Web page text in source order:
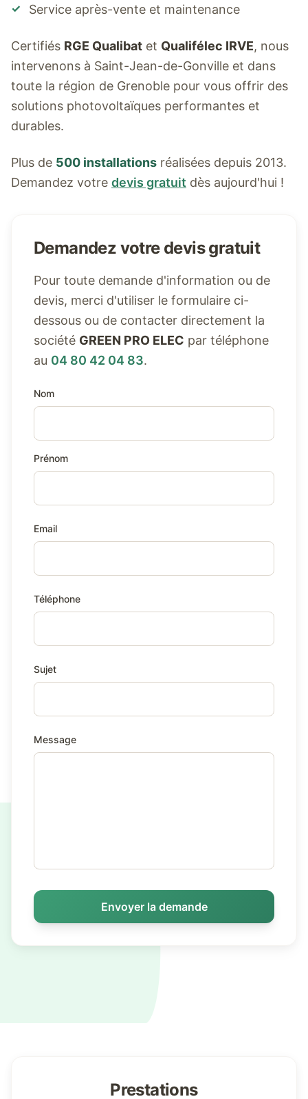
✓ Service après-vente et maintenance
Certifiés RGE Qualibat et Qualifélec IRVE, nous
intervenons à Saint-Jean-de-Gonville et dans
toute la région de Grenoble pour vous offrir des
solutions photovoltaïques performantes et
durables.
Plus de 500 installations réalisées depuis 2013.
Demandez votre devis gratuit dès aujourd'hui !
Demandez votre devis gratuit
Pour toute demande d'information ou de
devis, merci d'utiliser le formulaire ci-
dessous ou de contacter directement la
société GREEN PRO ELEC par téléphone
au 04 80 42 04 83.
Nom
Prénom
Email
Téléphone
Sujet
Message
Envoyer la demande
Prestations